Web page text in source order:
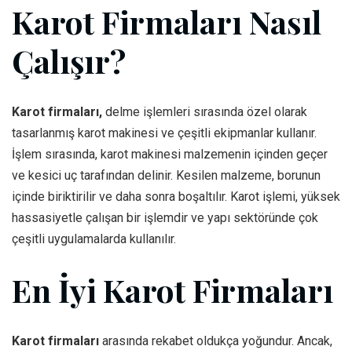
Karot Firmaları Nasıl
Çalışır?
Karot firmaları, delme işlemleri sırasında özel olarak
tasarlanmış karot makinesi ve çeşitli ekipmanlar kullanır.
İşlem sırasında, karot makinesi malzemenin içinden geçer
ve kesici uç tarafından delinir. Kesilen malzeme, borunun
içinde biriktirilir ve daha sonra boşaltılır. Karot işlemi, yüksek
hassasiyetle çalışan bir işlemdir ve yapı sektöründe çok
çeşitli uygulamalarda kullanılır.
En İyi Karot Firmaları
Karot firmaları arasında rekabet oldukça yoğundur. Ancak,